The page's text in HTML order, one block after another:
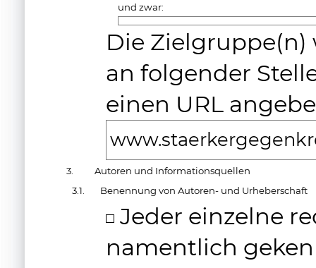
und zwar:
Die
an folgender
einen URL
3.
Autoren und Informationsquellen
3.1.
Benennung von Autoren- und Urheberschaft
Jeder einzelne
namentlich